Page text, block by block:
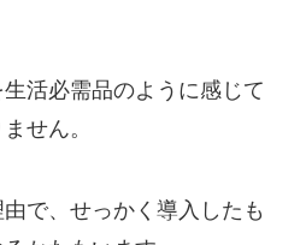
活必需品のように感じて
せん。
で、せっかく導入したも